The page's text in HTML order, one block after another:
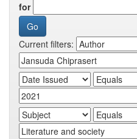
for
Current filters: